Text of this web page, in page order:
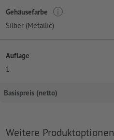
Gehäusefarbe
Silber (Metallic)
Auflage
1
Basispreis (netto)
Weitere Produktoptionen